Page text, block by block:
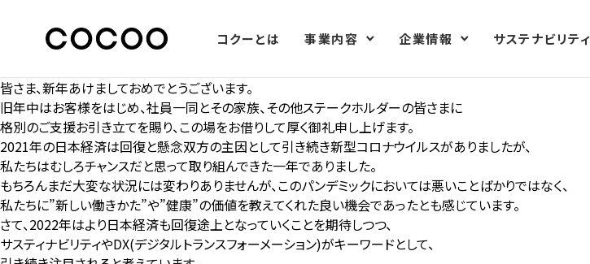
コクーとは 事業内容 企業情報 サステナビリティ
皆さま、新年あけましておめでとうございます。
旧年中はお客様をはじめ、社員一同とその家族、その他ステークホルダーの皆さまに
格別のご支援お引き立てを賜り、この場をお借りして厚く御礼申し上げます。
2021年の日本経済は回復と懸念双方の主因として引き続き新型コロナウイルスがありましたが、
私たちはむしろチャンスだと思って取り組んできた一年でありました。
もちろんまだ大変な状況には変わりありませんが、このパンデミックにおいては悪いことばかりではなく、
私たちに”新しい働きかた”や”健康”の価値を教えてくれた良い機会であったとも感じています。
さて、2022年はより日本経済も回復途上となっていくことを期待しつつ、
サスティナビリティやDX(デジタルトランスフォーメーション)がキーワードとして、